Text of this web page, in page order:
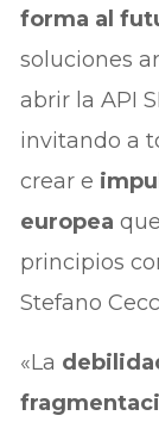
forma al
soluciones
abrir la API
invitando a
crear e
europea
principios
Stefano
«La